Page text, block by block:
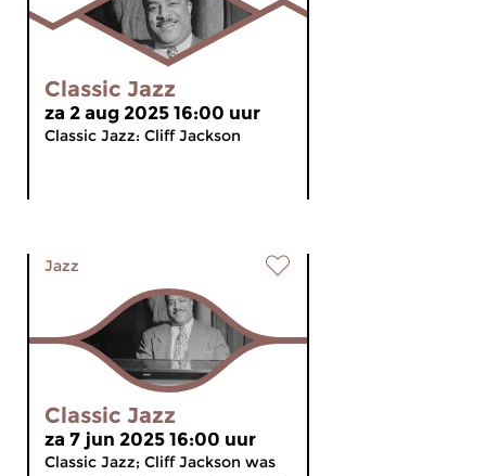
Classic Jazz
za 2 aug 2025 16:00 uur
Classic Jazz: Cliff Jackson
Jazz
Classic Jazz
za 7 jun 2025 16:00 uur
Classic Jazz; Cliff Jackson was